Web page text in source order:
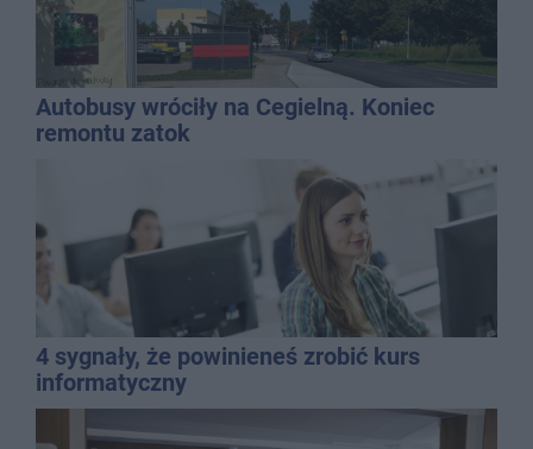
Autobusy wróciły na Cegielną. Koniec
remontu zatok
4 sygnały, że powinieneś zrobić kurs
informatyczny